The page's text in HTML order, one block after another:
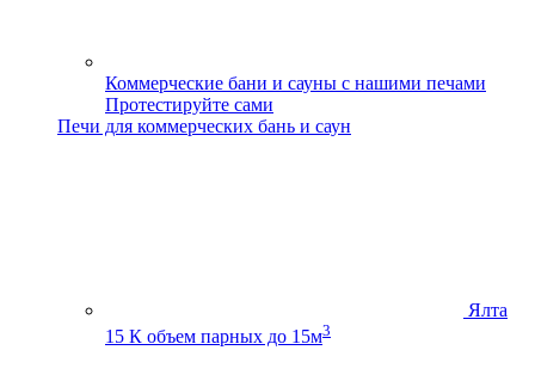
Коммерческие бани и сауны с нашими печами
Протестируйте сами
Печи для коммерческих бань и саун
Ялта
15 К объем парных до 15м3